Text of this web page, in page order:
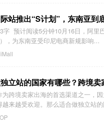
站推出“S计划”，东南亚到
字 预计阅读5分钟10月16日，阿里
），为东南亚受印尼电商新规影响...
立站的国家有哪些？跨境卖
为跨境卖家出海的首选渠道之一，
越来越受欢迎。那么适合做独立站